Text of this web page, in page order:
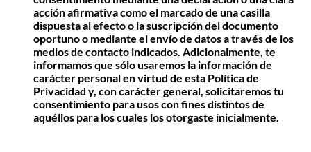
acción afirmativa como el marcado de una casilla
dispuesta al efecto o la suscripción del documento
oportuno o mediante el envío de datos a través de los
medios de contacto indicados. Adicionalmente, te
informamos que sólo usaremos la información de
carácter personal en virtud de esta Política de
Privacidad y, con carácter general, solicitaremos tu
consentimiento para usos con fines distintos de
aquéllos para los cuales los otorgaste inicialmente.